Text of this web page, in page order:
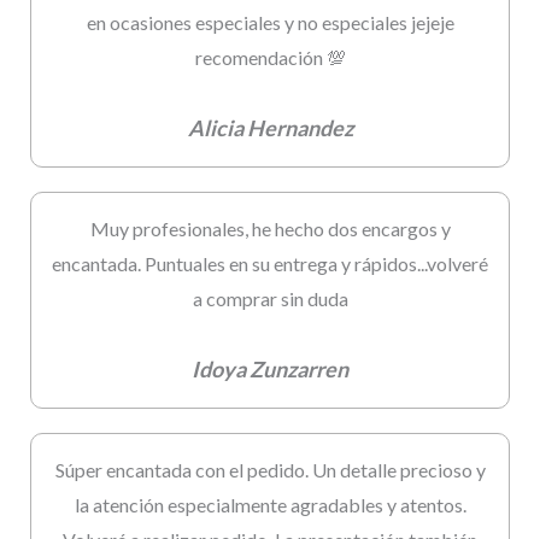
en ocasiones especiales y no especiales jejeje
recomendación 💯
Alicia Hernandez
Muy profesionales, he hecho dos encargos y
encantada. Puntuales en su entrega y rápidos...volveré
a comprar sin duda
Idoya Zunzarren
Súper encantada con el pedido. Un detalle precioso y
la atención especialmente agradables y atentos.